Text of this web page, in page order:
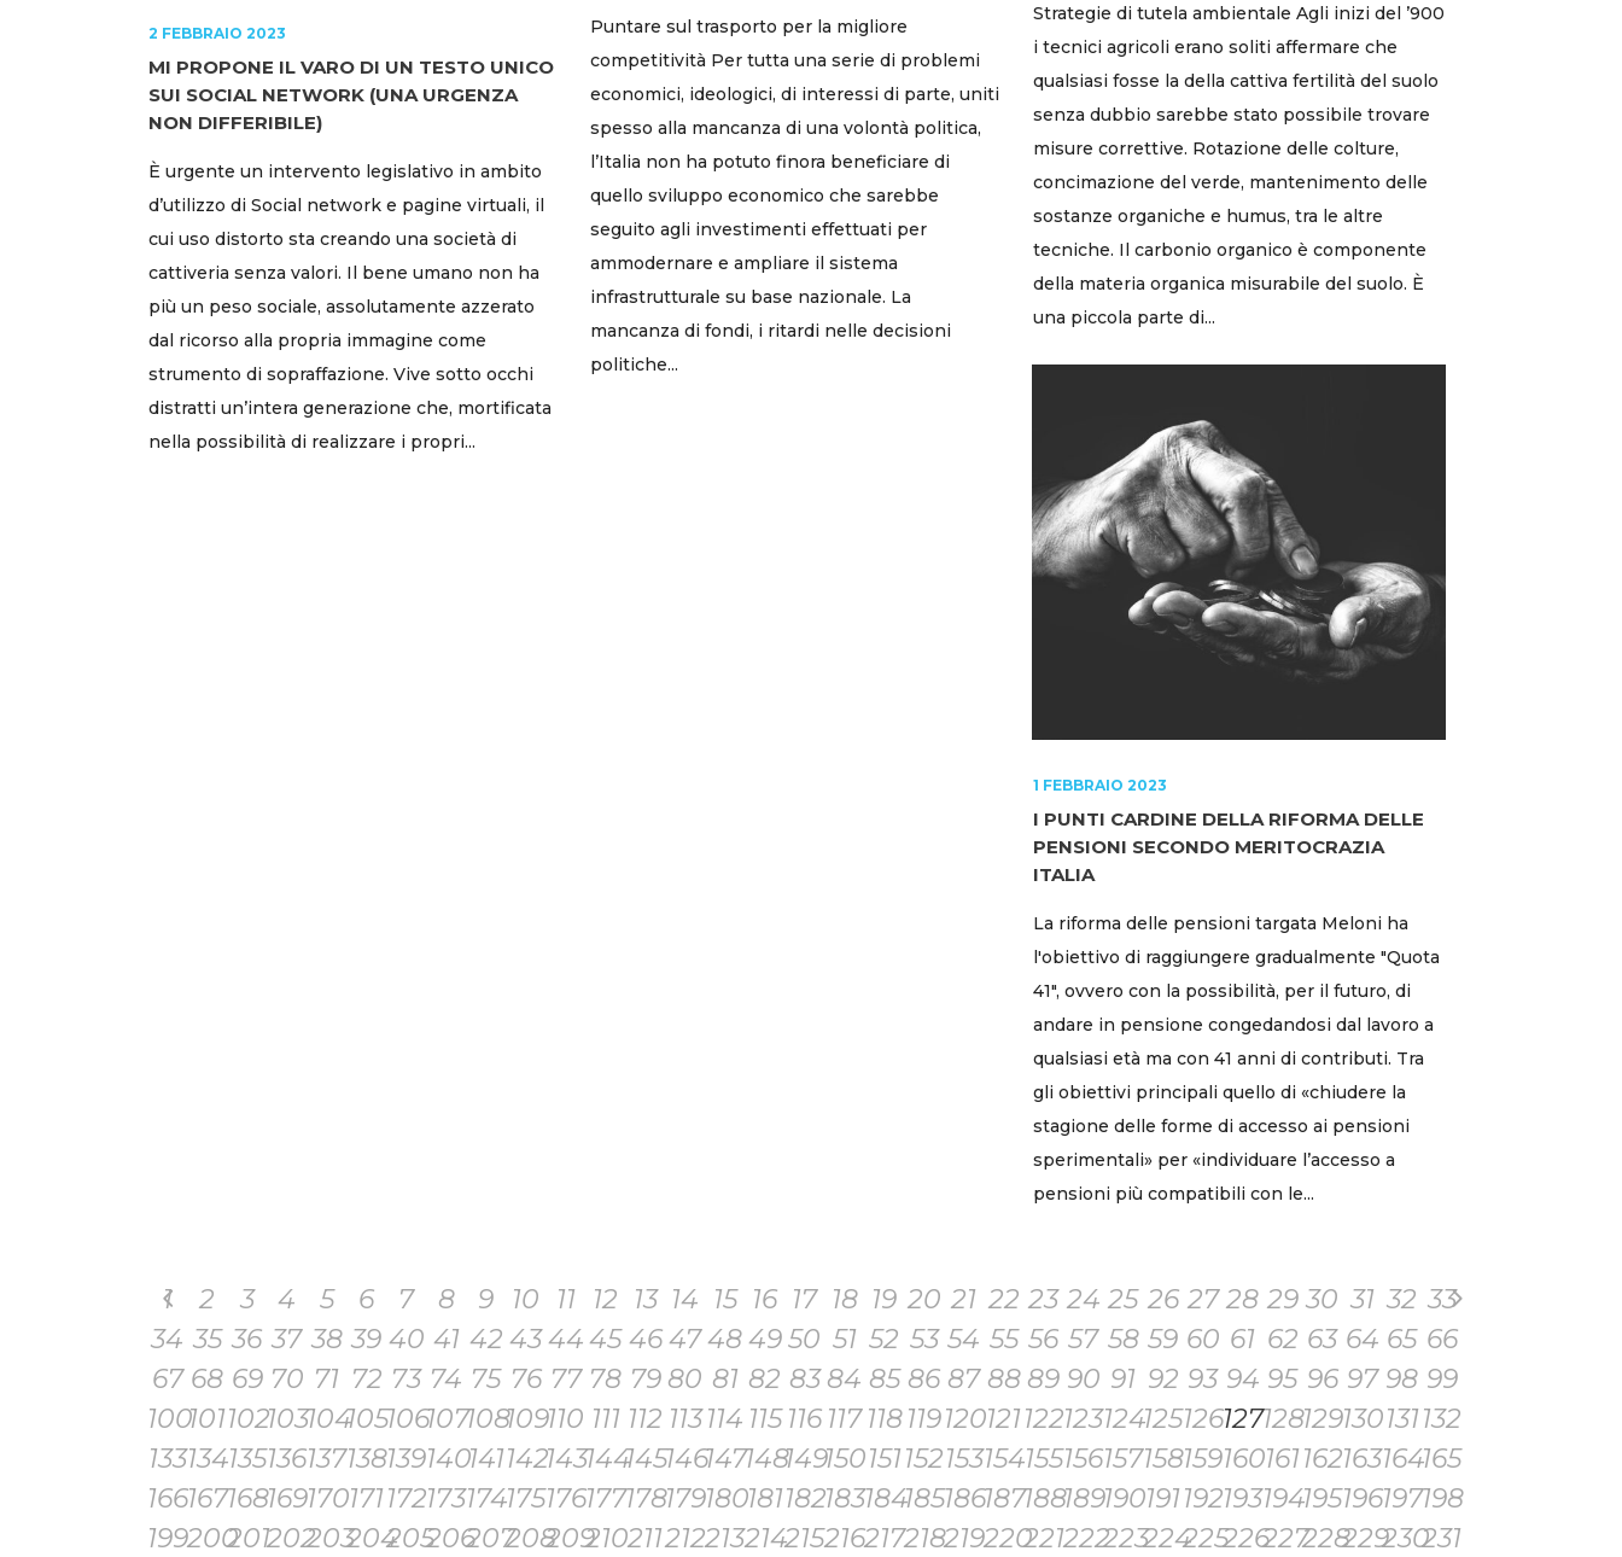
Strategie di tutela ambientale Agli inizi del ’900
i tecnici agricoli erano soliti affermare che
qualsiasi fosse la della cattiva fertilità del suolo
senza dubbio sarebbe stato possibile trovare
misure correttive. Rotazione delle colture,
concimazione del verde, mantenimento delle
sostanze organiche e humus, tra le altre
tecniche. Il carbonio organico è componente
della materia organica misurabile del suolo. È
una piccola parte di...
Puntare sul trasporto per la migliore
competitività Per tutta una serie di problemi
economici, ideologici, di interessi di parte, uniti
spesso alla mancanza di una volontà politica,
l’Italia non ha potuto finora beneficiare di
quello sviluppo economico che sarebbe
seguito agli investimenti effettuati per
ammodernare e ampliare il sistema
infrastrutturale su base nazionale. La
mancanza di fondi, i ritardi nelle decisioni
politiche...
2 FEBBRAIO 2023
MI PROPONE IL VARO DI UN TESTO UNICO
SUI SOCIAL NETWORK (UNA URGENZA
NON DIFFERIBILE)
È urgente un intervento legislativo in ambito
d’utilizzo di Social network e pagine virtuali, il
cui uso distorto sta creando una società di
cattiveria senza valori. Il bene umano non ha
più un peso sociale, assolutamente azzerato
dal ricorso alla propria immagine come
strumento di sopraffazione. Vive sotto occhi
distratti un’intera generazione che, mortificata
nella possibilità di realizzare i propri...
1 FEBBRAIO 2023
I PUNTI CARDINE DELLA RIFORMA DELLE
PENSIONI SECONDO MERITOCRAZIA
ITALIA
La riforma delle pensioni targata Meloni ha
l'obiettivo di raggiungere gradualmente "Quota
41", ovvero con la possibilità, per il futuro, di
andare in pensione congedandosi dal lavoro a
qualsiasi età ma con 41 anni di contributi. Tra
gli obiettivi principali quello di «chiudere la
stagione delle forme di accesso ai pensioni
sperimentali» per «individuare l’accesso a
pensioni più compatibili con le...
1 2 3 4 5 6 7 8 9 10 11 12 13 14 15 16 17 18 19 20 21 22 23 24 25 26 27 28 29 30 31 32 33
34 35 36 37 38 39 40 41 42 434445 46 474849 50 51 52 53 54 55 56 57 58 59 60 61 62 63 64 65 66
67 68 69 70 71 72 73 74 75 76 77 78 79 80 81 82 83 84 85 86 87 88 89 90 91 92 93 94 95 96 97 98 99
100101102103104105106107108109110 111 112 113 114 115 116 117 118 119120121122123124125126127128129130131132
133134135136137138139140141142143144145146147148149150151152153154155156157158159160161162163164165
166167168169170171172173174175176177178179180181182183184185186187188189190191192193194195196197198
199200201202203204205206207208209210211212213214215216217218219220221222223224225226227228229230231